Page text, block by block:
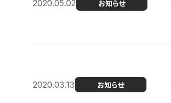
2020.05.02 お知らせ
2020.03.13 お知らせ